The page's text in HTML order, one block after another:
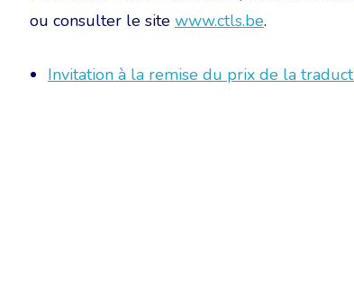
ou consulter le site www.ctls.be.
Invitation à la remise du prix de la